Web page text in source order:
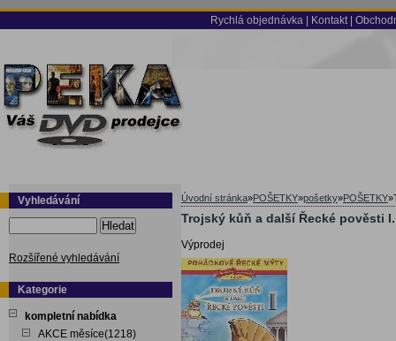
Rychlá objednávka Kontakt
Vyhledávání
Hledat
Rozšířené vyhledávání
Kategorie
kompletní nabídka
AKCE měsíce(1218)
Úvodní stránka»POŠETKY»pošetky»POŠETKY»
Trojský kůň a další Řecké pověsti
Výprodej